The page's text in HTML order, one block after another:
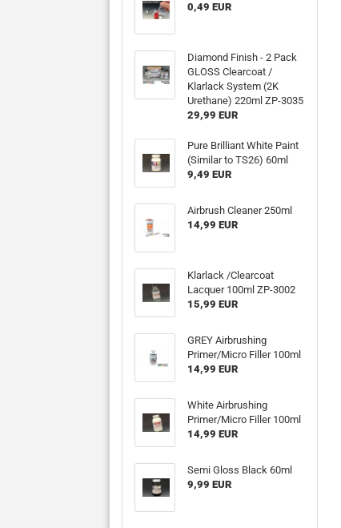
0,49 EUR
Diamond Finish - 2 Pack
GLOSS Clearcoat /
Klarlack System (2K
Urethane) 220ml ZP-3035
29,99 EUR
Pure Brilliant White Paint
(Similar to TS26) 60ml
9,49 EUR
Airbrush Cleaner 250ml
14,99 EUR
Klarlack /Clearcoat
Lacquer 100ml ZP-3002
15,99 EUR
GREY Airbrushing
Primer/Micro Filler 100ml
14,99 EUR
White Airbrushing
Primer/Micro Filler 100ml
14,99 EUR
Semi Gloss Black 60ml
9,99 EUR